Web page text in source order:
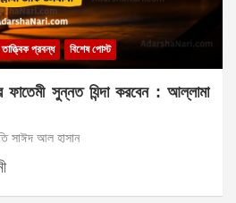
তাত্ত্বিক প্রবন্ধ বিশেষ পোস্ট
ফাতেমী সুন্নত যিন্দা করবেন : আল্লামা
সাঈদ আল হাসান